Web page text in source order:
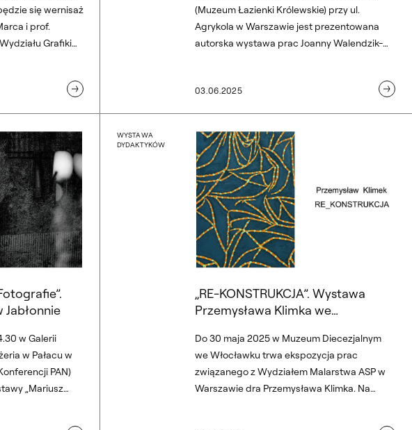
się wernisaż
i prof.
Grafiki
Janowski.
(Muzeum Łazienki Królewskie) przy ul.
Agrykola w Warszawie jest prezentowana
autorska wystawa prac Joanny Walendzik-
Wnętrz warszawskiej ASP i Polsko-Japońskiej
03.06.2025
Polskim w Bratysławie
– 27.06.2025
– Fotografie”. Wystawa w Pałacu w
„Mariusz Gajewski – Fotografie”, 26.05 – 19.06.2025, Galeria Sztuki Współczesnej Oranżeria,
Jabłonnie
w Galerii
w Pałacu w
PAN)
„Mariusz
„RE-KONSTRUKCJA”.
WYSTAWA
DYDAKTYKÓW
Wystawa Przemysława
„RE-KONSTRUKCJA”. Wystawa
Przemysława Klimka we
Do 30 maja 2025 w Muzeum Diecezjalnym
we Włocławku trwa ekspozycja prac
związanego z Wydziałem Malarstwa ASP w
Warszawie dra Przemysława Klimka. Na